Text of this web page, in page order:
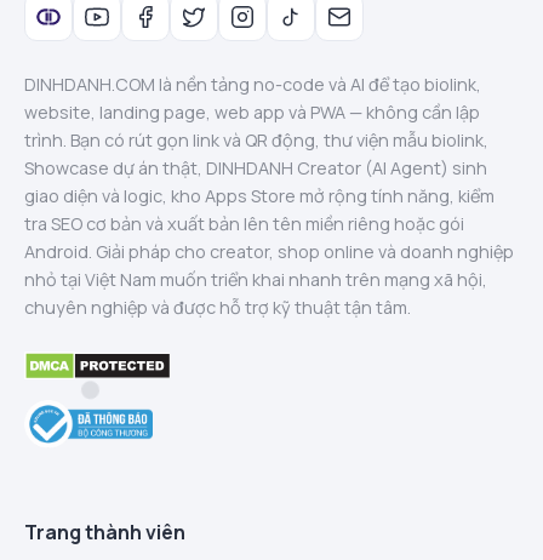
DINHDANH.COM là nền tảng no-code và AI để tạo biolink,
website, landing page, web app và PWA — không cần lập
trình. Bạn có rút gọn link và QR động, thư viện mẫu biolink,
Showcase dự án thật, DINHDANH Creator (AI Agent) sinh
giao diện và logic, kho Apps Store mở rộng tính năng, kiểm
tra SEO cơ bản và xuất bản lên tên miền riêng hoặc gói
Android. Giải pháp cho creator, shop online và doanh nghiệp
nhỏ tại Việt Nam muốn triển khai nhanh trên mạng xã hội,
chuyên nghiệp và được hỗ trợ kỹ thuật tận tâm.
Trang thành viên